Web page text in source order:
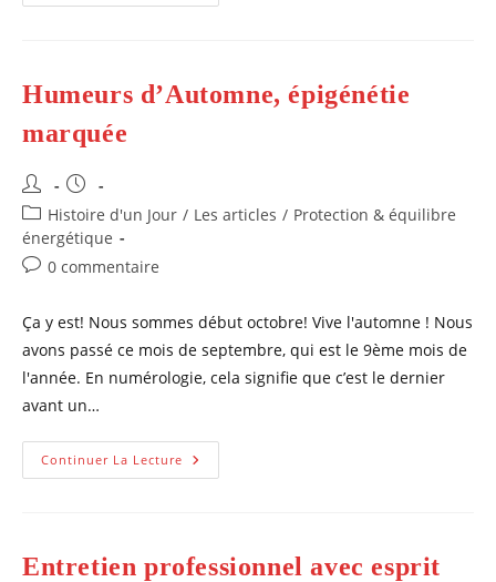
Se
Humeurs d’Automne, épigénétie
marquée
Auteur/autrice
de
la
publication :
Publication
publiée :
Post
category:
Histoire d'un Jour / Les articles / Protection & équilibre
énergétique
Commentaires
la
publication :
0 commentaire
Ça y est! Nous sommes début octobre! Vive l'automne ! Nous
avons passé ce mois de septembre, qui est le 9ème mois de
l'année. En numérologie, cela signifie que c’est le dernier
avant un…
Continuer La Lecture Humeurs
D’Automne,
Entretien professionnel avec esprit